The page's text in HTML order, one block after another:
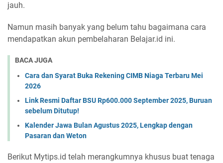
jauh.
Namun masih banyak yang belum tahu bagaimana cara
mendapatkan akun pembelaharan Belajar.id ini.
BACA JUGA
Cara dan Syarat Buka Rekening CIMB Niaga Terbaru Mei
2026
Link Resmi Daftar BSU Rp600.000 September 2025, Buruan
sebelum Ditutup!
Kalender Jawa Bulan Agustus 2025, Lengkap dengan
Pasaran dan Weton
Berikut Mytips.id telah merangkumnya khusus buat tenaga